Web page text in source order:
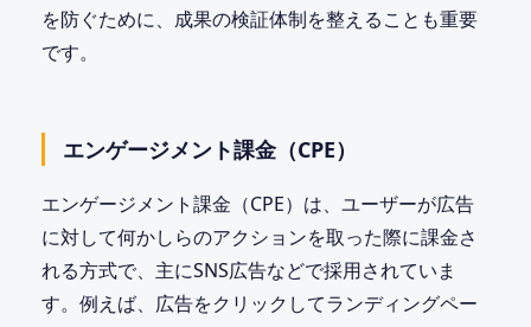
を防ぐために、成果の検証体制を整えることも重要
です。
エンゲージメント課金（CPE）
エンゲージメント課金（CPE）は、ユーザーが広告
に対して何かしらのアクションを取った際に課金さ
れる方式で、主にSNS広告などで採用されていま
す。例えば、広告をクリックしてランディングペー